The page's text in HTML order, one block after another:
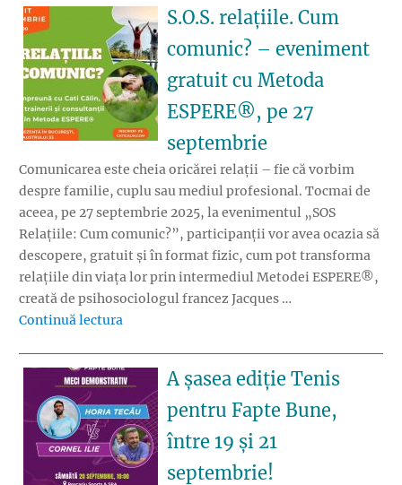
S.O.S. relațiile. Cum
comunic? – eveniment
gratuit cu Metoda
ESPERE®, pe 27
septembrie
Comunicarea este cheia oricărei relații – fie că vorbim
despre familie, cuplu sau mediul profesional. Tocmai de
aceea, pe 27 septembrie 2025, la evenimentul „SOS
Relațiile: Cum comunic?”, participanții vor avea ocazia să
descopere, gratuit și în format fizic, cum pot transforma
relațiile din viața lor prin intermediul Metodei ESPERE®,
creată de psihosociologul francez Jacques …
Continuă lectura
A șasea ediție Tenis
pentru Fapte Bune,
între 19 și 21
septembrie!